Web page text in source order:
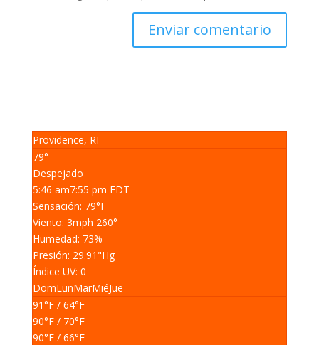
Providence, RI
79°
Despejado
5:46 am7:55 pm EDT
Sensación: 79°F
Viento: 3mph 260°
Humedad: 73%
Presión: 29.91 "Hg
Índice UV: 0
DomLunMarMiéJue
91°F/ 64°F
90°F/ 70°F
90°F/ 66°F